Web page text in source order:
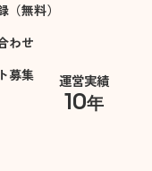
（無料）
わせ
募集 運営実績
10年